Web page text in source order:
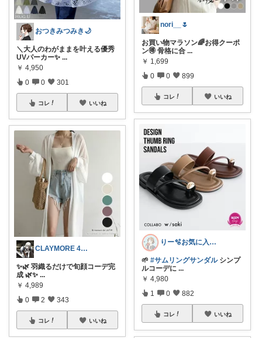
おつきみつみき🌙
＼大人のわがままを叶える優秀
UVパーカー✨ ...
￥ 4,950
0 0 301
コレ いいね
CLAYMORE 4日経由購入感謝です
✨🌿 羽織るだけで旬顔コーデ完
成 🌿✨ ...
￥ 4,989
0 2 343
コレ いいね
nori__🌷
お買い物マラソン🌈お得クーポ
ン🉐 骨格に合 ...
￥ 1,699
0 0 899
コレ いいね
りー🫧お気に入りのある暮らし🧺
🌱 #サムリングサンダルシンプ
ルコーデに ...
￥ 4,980
1 0 882
コレ いいね